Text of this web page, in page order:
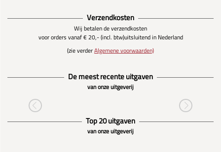
Verzendkosten
Wij betalen de verzendkosten
voor orders vanaf € 20,- (incl. btw)uitsluitend in Nederland
(zie verderAlgemene voorwaarden)
De meest recente uitgaven
van onze uitgeverij
Top 20 uitgaven
van onze uitgeverij